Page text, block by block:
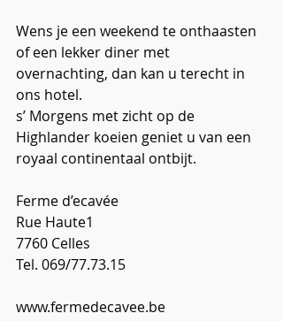
Wens je een weekend te onthaasten
of een lekker diner met
overnachting, dan kan u terecht in
ons hotel.
s’ Morgens met zicht op de
Highlander koeien geniet u van een
royaal continentaal ontbijt.
Ferme d’ecavée
Rue Haute1
7760 Celles
Tel. 069/77.73.15
www.fermedecavee.be